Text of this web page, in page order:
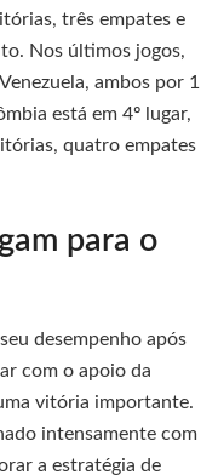
três empates e
Nos últimos jogos,
ambos por 1
está em 4º lugar,
quatro empates
para o
desempenho após
com o apoio da
vitória importante.
intensamente com
a estratégia de